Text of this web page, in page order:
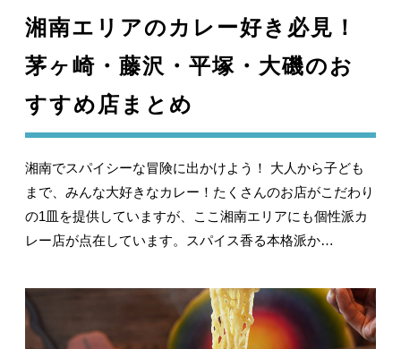
湘南エリアのカレー好き必見！
茅ヶ崎・藤沢・平塚・大磯のお
すすめ店まとめ
湘南でスパイシーな冒険に出かけよう！ 大人から子ども
まで、みんな大好きなカレー！たくさんのお店がこだわり
の1皿を提供していますが、ここ湘南エリアにも個性派カ
レー店が点在しています。スパイス香る本格派か…